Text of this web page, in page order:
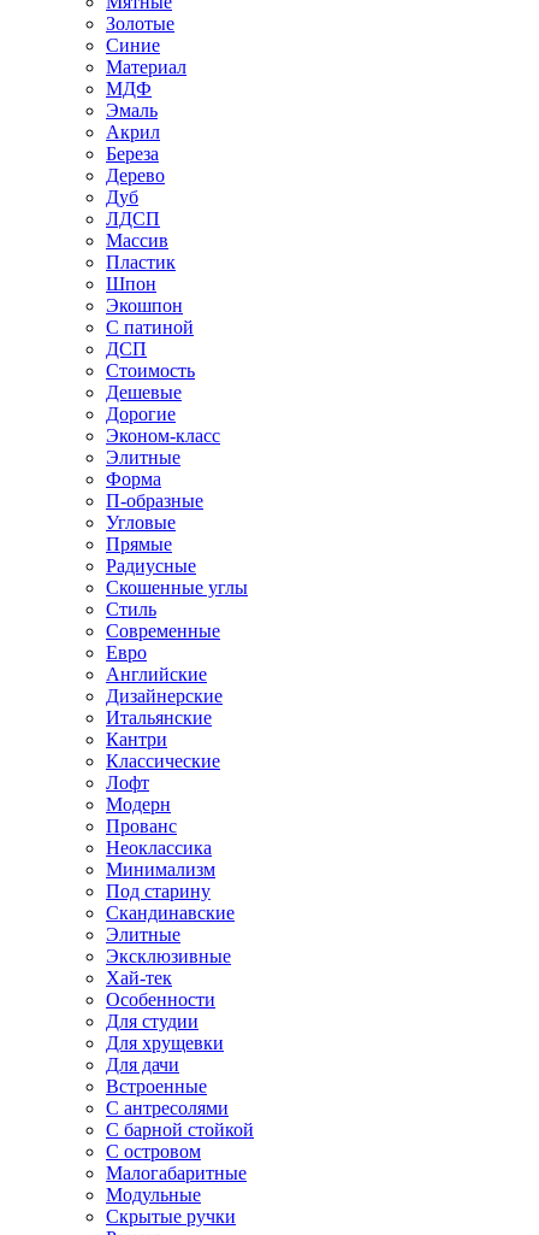
Золотые
Синие
Материал
МДФ
Эмаль
Акрил
Береза
Дерево
Дуб
ЛДСП
Массив
Пластик
Шпон
Экошпон
С патиной
ДСП
Стоимость
Дешевые
Дорогие
Эконом-класс
Элитные
Форма
П-образные
Угловые
Прямые
Радиусные
Скошенные углы
Стиль
Современные
Евро
Английские
Дизайнерские
Итальянские
Кантри
Классические
Лофт
Модерн
Прованс
Неоклассика
Минимализм
Под старину
Скандинавские
Элитные
Эксклюзивные
Хай-тек
Особенности
Для студии
Для хрущевки
Для дачи
Встроенные
С антресолями
С барной стойкой
С островом
Малогабаритные
Модульные
Скрытые ручки